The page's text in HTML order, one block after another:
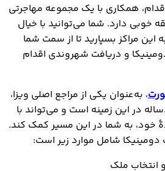
همکاری با یک مجموعه مهاجرتی
خوبی دارد. شما می‌توانید با خیال
این مراکز بسپارید تا از سمت شما
و دریافت شهروندی اقدام
، به‌عنوان یکی از مراجع اصلی ویزا،
در این زمینه است و می‌تواند با
خود، به شما در این مسیر کمک کند.
شامل موارد زیر است: